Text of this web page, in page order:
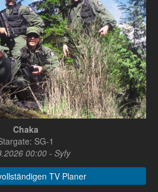
Chaka
SG-1
00:00 - Syfy
TV Planer